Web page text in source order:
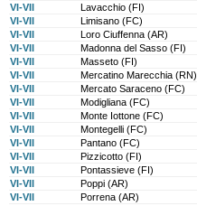
VI-VII
Lavacchio (FI)
VI-VII
Limisano (FC)
VI-VII
Loro Ciuffenna (AR)
VI-VII
Madonna del Sasso (FI)
VI-VII
Masseto (FI)
VI-VII
Mercatino Marecchia (RN)
VI-VII
Mercato Saraceno (FC)
VI-VII
Modigliana (FC)
VI-VII
Monte Iottone (FC)
VI-VII
Montegelli (FC)
VI-VII
Pantano (FC)
VI-VII
Pizzicotto (FI)
VI-VII
Pontassieve (FI)
VI-VII
Poppi (AR)
VI-VII
Porrena (AR)